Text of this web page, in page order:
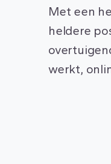
Met een
heldere
werkt,